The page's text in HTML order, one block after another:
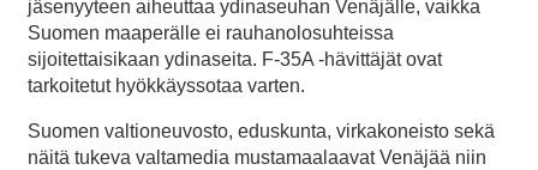
jäsenyyteen aiheuttaa ydinaseuhan Venäjälle, vaikka
Suomen maaperälle ei rauhanolosuhteissa
sijoitettaisikaan ydinaseita. F-35A -hävittäjät ovat
tarkoitetut hyökkäyssotaa varten.
Suomen valtioneuvosto, eduskunta, virkakoneisto sekä
näitä tukeva valtamedia mustamaalaavat Venäjää niin